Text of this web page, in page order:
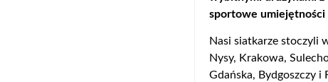
sportowe umiejętności
Nasi siatkarze stoczyli
Nysy, Krakowa,
Gdańska, Bydgoszczy i